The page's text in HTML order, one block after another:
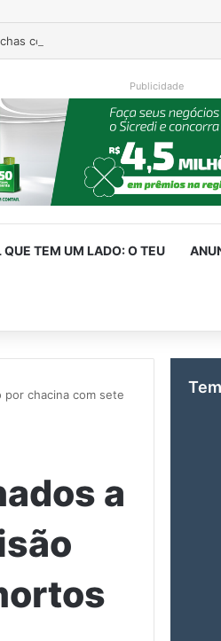
começa neste fim de semana em
Publicidade
QUE TEM UM LADO: O TEU
por chacina com sete
a